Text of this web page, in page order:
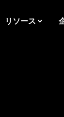
リソース